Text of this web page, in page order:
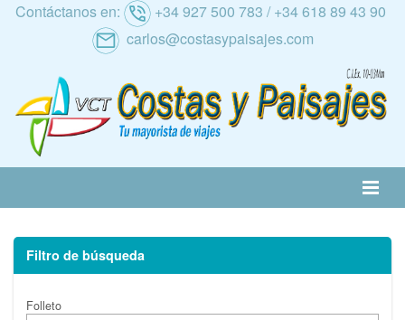
Contáctanos en:
+34 927 500 783 / +34 618 89 43 90
carlos@costasypaisajes.com
AL IMSERSO
Filtro de búsqueda
Folleto